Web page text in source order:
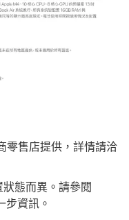
零售店提供，詳情請洽
態而異。請參閱
步資訊。